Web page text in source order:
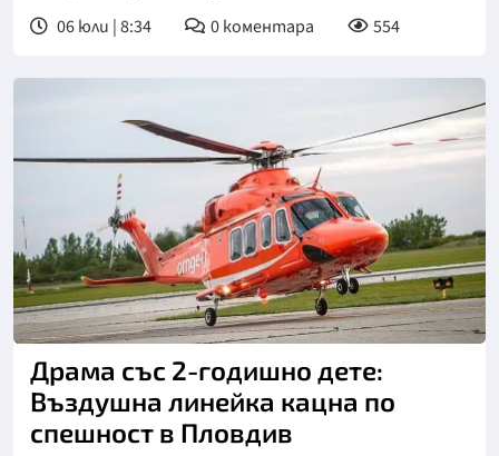
06 юли | 8:34 0коментара 554
Драма със 2-годишно дете:
Въздушна линейка кацна по
спешност в Пловдив